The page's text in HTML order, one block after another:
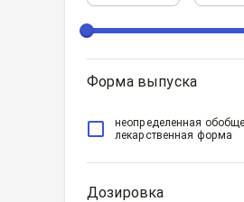
Форма выпуска
неопределенная
лекарственная форма
Дозировка